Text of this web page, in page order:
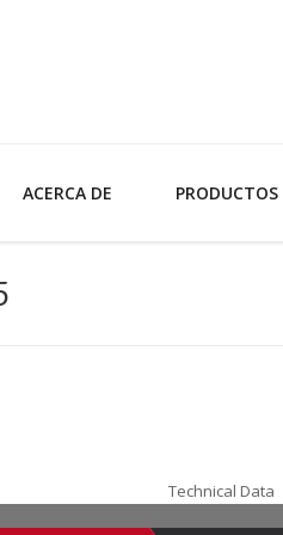
ACERCA DE PRODUCTOS
Technical Data